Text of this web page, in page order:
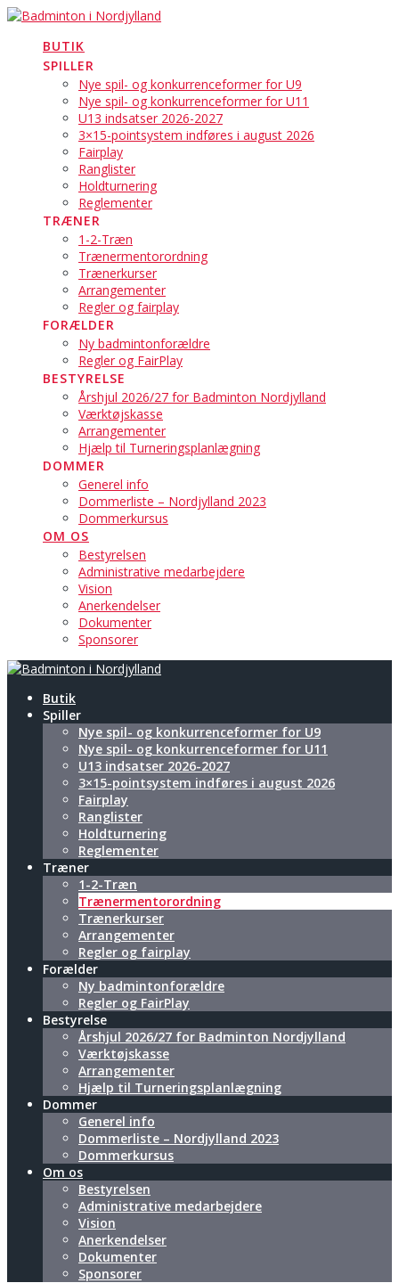
Skip
contentBUTIK
SPILLER
Nye spil- og konkurrenceformer for U9
Nye spil- og konkurrenceformer for U11
U13 indsatser 2026-2027
3×15-pointsystem indføres i august 2026
Fairplay
Ranglister
Holdturnering
Reglementer
TRÆNER
1-2-Træn
Trænermentorordning
Trænerkurser
Arrangementer
Regler og fairplay
FORÆLDER
Ny badmintonforældre
Regler og FairPlay
BESTYRELSE
Årshjul 2026/27 for Badminton Nordjylland
Værktøjskasse
Arrangementer
Hjælp til Turneringsplanlægning
DOMMER
Generel info
Dommerliste – Nordjylland 2023
Dommerkursus
OM OS
Bestyrelsen
Administrative medarbejdere
Vision
Anerkendelser
Dokumenter
Sponsorer
Butik
Spiller
Nye spil- og konkurrenceformer for U9
Nye spil- og konkurrenceformer for U11
U13 indsatser 2026-2027
3×15-pointsystem indføres i august 2026
Fairplay
Ranglister
Holdturnering
Reglementer
Træner
1-2-Træn
Trænermentorordning
Trænerkurser
Arrangementer
Regler og fairplay
Forælder
Ny badmintonforældre
Regler og FairPlay
Bestyrelse
Årshjul 2026/27 for Badminton Nordjylland
Værktøjskasse
Arrangementer
Hjælp til Turneringsplanlægning
Dommer
Generel info
Dommerliste – Nordjylland 2023
Dommerkursus
Om os
Bestyrelsen
Administrative medarbejdere
Vision
Anerkendelser
Dokumenter
Sponsorer